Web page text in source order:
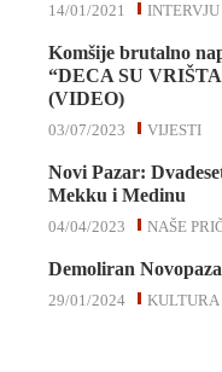
INTERVJU
14/01/2021
Komšije brutalno
“DECA SU
(VIDEO)
VIJESTI
03/07/2023
Novi Pazar:
Mekku i Medinu
NAŠE
04/04/2023
Demoliran
KULTURA
29/01/2024